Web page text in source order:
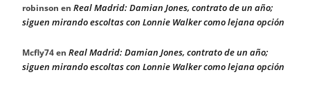
robinson en Real Madrid: Damian Jones, contrato de un año;
siguen mirando escoltas con Lonnie Walker como lejana opción
Mcfly74en Real Madrid: Damian Jones, contrato de un año;
siguen mirando escoltas con Lonnie Walker como lejana opción